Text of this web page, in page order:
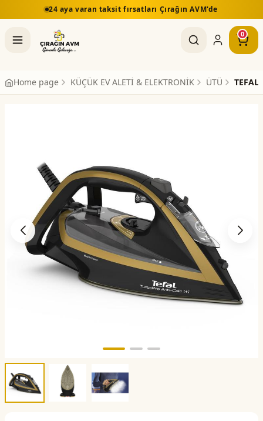
Çırağın AVM'de 5.000 TL üzeri
0
Home page KÜÇÜK EV ALETİ & ELEKTRONİK ÜTÜ TEFAL